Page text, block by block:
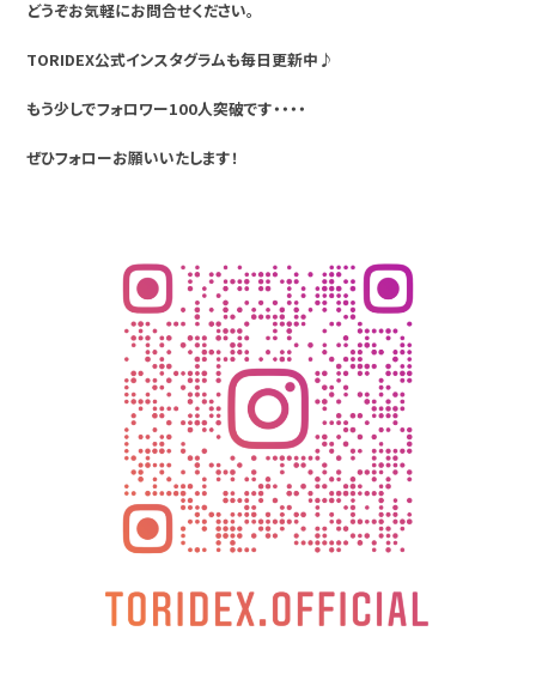
どうぞお気軽にお問合せください。
TORIDEX公式インスタグラムも毎日更新中♪
もう少しでフォロワー100人突破です・・・・
ぜひフォローお願いいたします！